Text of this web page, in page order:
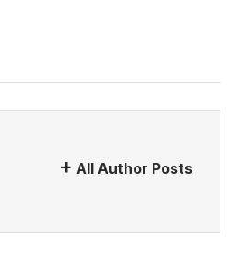
All Author Posts